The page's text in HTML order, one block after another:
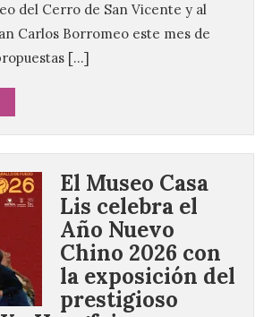
del Cerro de San Vicente y al
Carlos Borromeo este mes de
[…]
El Museo Casa
Lis celebra el
Año Nuevo
Chino 2026 con
la exposición del
prestigioso